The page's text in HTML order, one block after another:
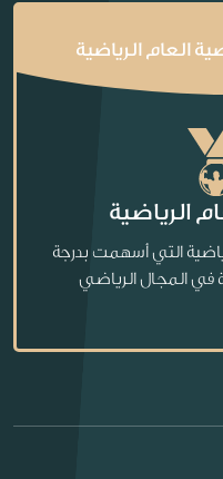
العام الرياضية
الرياضية
التي أسهمت بدرجة
في المجال الرياضي